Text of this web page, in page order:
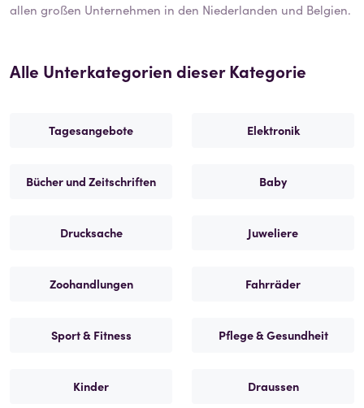
allen großen Unternehmen in den Niederlanden und Belgien.
Alle Unterkategorien dieser Kategorie
Tagesangebote Elektronik
Bücher und Zeitschriften Baby
Drucksache Juweliere
Zoohandlungen Fahrräder
Sport & Fitness Pflege & Gesundheit
Kinder Draussen